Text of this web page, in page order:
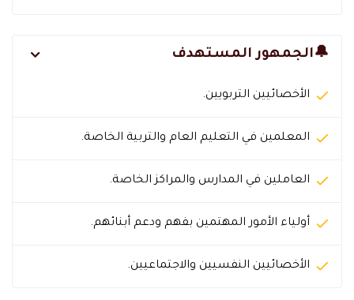
🔔الجمهور المستهدف
الأخصائيين التربويين.
المعلمين في التعليم العام والتربية الخاصة.
العاملين في المدارس والمراكز الخاصة.
أولياء الأمور المهتمين بفهم ودعم أبنائهم.
الأخصائيين النفسيين والاجتماعيين.